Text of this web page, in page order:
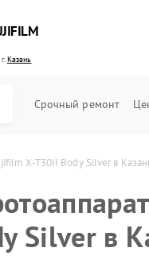
Казань
Срочный ремонт
X-T30II Body Silver в
Silver в